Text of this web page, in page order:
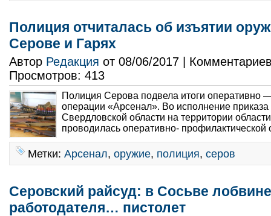
Полиция отчиталась об изъятии
Серове и Гарях
Автор Редакция от 08/06/2017 |
Просмотров: 413
Полиция Серова подвела итоги оперативно
операции «Арсенал». Во исполнение
Свердловской области на территории
проводилась оперативно-
Метки: Арсенал, оружие, полиция, серов
Серовский райсуд: в Сосьве
работодателя… пистолет